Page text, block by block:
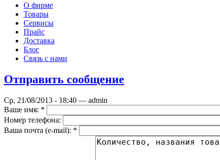
О фирме
Товары
Сервисы
Прайс
Доставка
Блог
Связь с нами
Отправить сообщение
Ср, 21/08/2013 - 18:40 — admin
Ваше имя: *
Номер телефона:
Ваша почта (е-mail): *